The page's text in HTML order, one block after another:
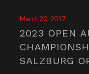
March 20, 2017
2023 OPEN
SALZBURG